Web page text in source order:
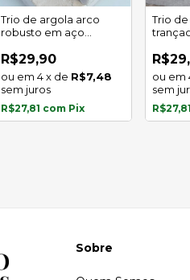
Trio de argola arco
robusto em aço
R$29,90
4 x de R$7,48
sem juros
R$27,81 com Pix
Trio
sem
R$27,81
Sobre